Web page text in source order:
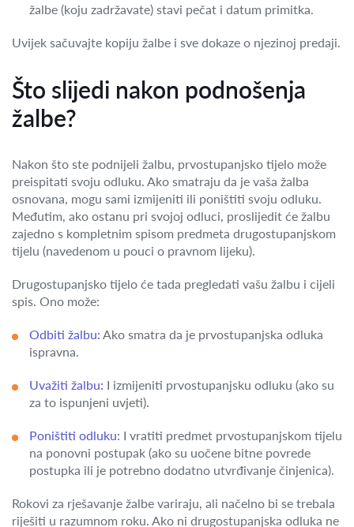
žalbe (koju zadržavate) stavi pečat i datum primitka.
Uvijek sačuvajte kopiju žalbe i sve dokaze o njezinoj predaji.
Što slijedi nakon podnošenja
žalbe?
Nakon što ste podnijeli žalbu, prvostupanjsko tijelo može
preispitati svoju odluku. Ako smatraju da je vaša žalba
osnovana, mogu sami izmijeniti ili poništiti svoju odluku.
Međutim, ako ostanu pri svojoj odluci, proslijedit će žalbu
zajedno s kompletnim spisom predmeta drugostupanjskom
tijelu (navedenom u pouci o pravnom lijeku).
Drugostupanjsko tijelo će tada pregledati vašu žalbu i cijeli
spis. Ono može:
Odbiti žalbu: Ako smatra da je prvostupanjska odluka
ispravna.
Uvažiti žalbu: I izmijeniti prvostupanjsku odluku (ako su
za to ispunjeni uvjeti).
Poništiti odluku: I vratiti predmet prvostupanjskom tijelu
na ponovni postupak (ako su uočene bitne povrede
postupka ili je potrebno dodatno utvrđivanje činjenica).
Rokovi za rješavanje žalbe variraju, ali načelno bi se trebala
riješiti u razumnom roku. Ako ni drugostupanjska odluka ne